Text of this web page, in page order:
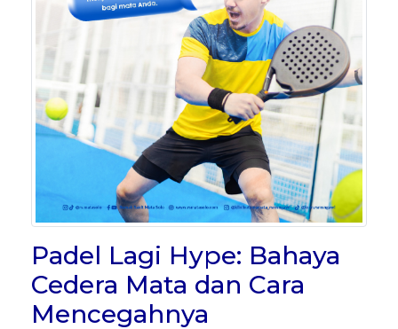
Padel Lagi Hype: Bahaya
Cedera Mata dan Cara
Mencegahnya